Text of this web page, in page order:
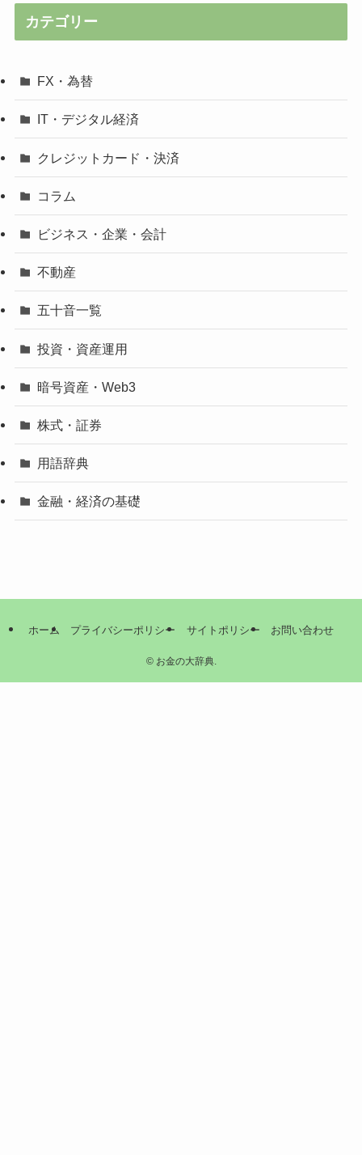
カテゴリー
FX・為替
IT・デジタル経済
クレジットカード・決済
コラム
ビジネス・企業・会計
不動産
五十音一覧
投資・資産運用
暗号資産・Web3
株式・証券
用語辞典
金融・経済の基礎
ホーム プライバシーポリシー サイトポリシー お問い合わせ
©お金の大辞典.